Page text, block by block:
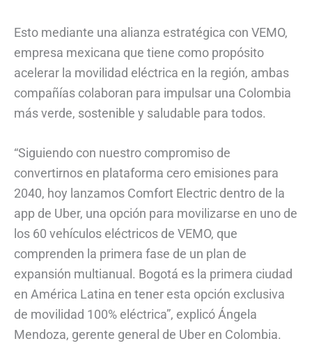
Esto mediante una alianza estratégica con VEMO,
empresa mexicana que tiene como propósito
acelerar la movilidad eléctrica en la región, ambas
compañías colaboran para impulsar una Colombia
más verde, sostenible y saludable para todos.
“Siguiendo con nuestro compromiso de
convertirnos en plataforma cero emisiones para
2040, hoy lanzamos Comfort Electric dentro de la
app de Uber, una opción para movilizarse en uno de
los 60 vehículos eléctricos de VEMO, que
comprenden la primera fase de un plan de
expansión multianual. Bogotá es la primera ciudad
en América Latina en tener esta opción exclusiva
de movilidad 100% eléctrica”, explicó Ángela
Mendoza, gerente general de Uber en Colombia.